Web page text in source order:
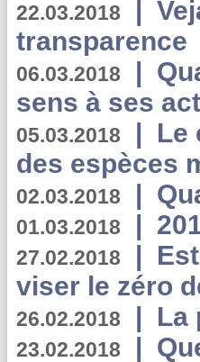
22.03.2018 |
transparence
06.03.2018 |
sens à ses
05.03.2018 | Le
des espèces
02.03.2018 |
01.03.2018 |
27.02.2018 |
viser le zéro
26.02.2018 | La
23.02.2018 |